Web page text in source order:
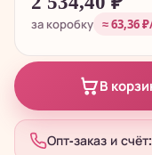
за коробку ≈ 63,36
В
Опт-заказ и счёт: